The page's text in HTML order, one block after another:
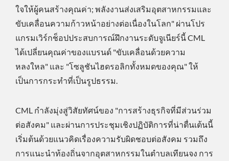
ใจให้ผู้คนสร้างคุณค่า; พลังงานส่งเสริมอุตสาหกรรมและ
ขับเคลื่อนความก้าวหน้าอย่างต่อเนื่องในโลก" ผ่านโปร
แกรมเวิร์กช็อปประสบการณ์ฝึกงานระดับจูเนียร์นี้ CML
ได้เปลี่ยนคุณค่าของแบรนด์ "ขับเคลื่อนด้วยความ
หลงใหล" และ "โซลูชันไฮดรอลิกทั้งหมดของคุณ" ให้
เป็นการกระทำที่เป็นรูปธรรม.
CML กำลังมุ่งสู่วิสัยทัศน์ของ "การสร้างธุรกิจที่มีส่วนร่วม
ต่อสังคม" และผ่านการประชุมเชิงปฏิบัติการที่น่าตื่นเต้นนี้
เริ่มต้นด้วยแนวคิดเรื่องความรับผิดชอบต่อสังคม รวมถึง
การแนะนำท้องถิ่นจากอุตสาหกรรมในตำบลเทียนจง การ